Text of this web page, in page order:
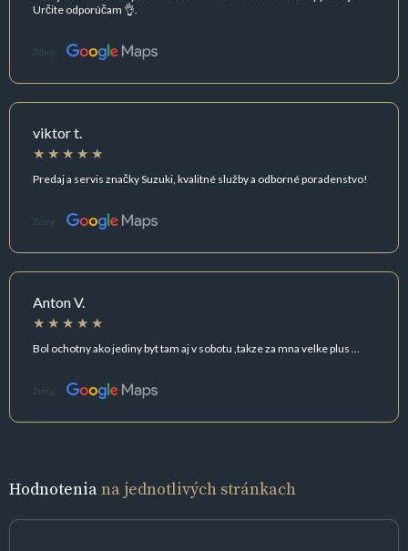
Určite odporúčam 👌.
Zdroj:
viktor t.
Predaj a servis značky Suzuki, kvalitné služby a odborné poradenstvo!
Zdroj:
Anton V.
Bol ochotny ako jediny byt tam aj v sobotu ,takze za mna velke plus ...
Zdroj:
Hodnoteniana jednotlivých stránkach